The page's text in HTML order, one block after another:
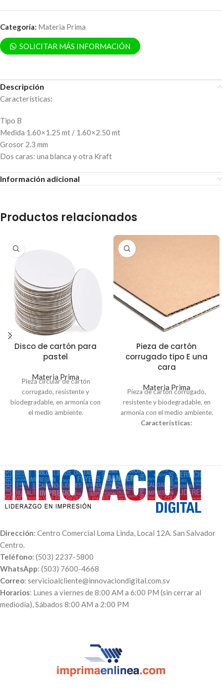
Categoría: Materia Prima
SOLICITAR MÁS INFORMACIÓN
Descripción
Características:
Tipo B
Medida 1.60×1.25 mt / 1.60×2.50 mt
Grosor 2.3 mm
Dos caras: una blanca y otra Kraft
Información adicional
Productos relacionados
Disco de cartón para
pastel
Materia Prima
Pieza circular de cartón
corrugado, resistente y
biodegradable, en armonía con
el medio ambiente.
diámetro
Pieza de cartón
corrugado tipo E una
cara
Materia Prima
Pieza de cartón corrugado,
resistente y biodegradable, en
armonía con el medio ambiente.
Características:
Grosor 2.3 mm
Dos caras, una blanca y otra
kraft
Dirección: Centro Comercial Loma Linda, Local 12A. San Salvador
Centro.
Teléfono: (503) 2237-5800
WhatsApp: (503) 7600-4668
Correo: servicioalcliente@innovaciondigital.com.sv
Horarios: Lunes a viernes de 8:00 AM a 6:00 PM (sin cerrar al
mediodía), Sábados 8:00 AM a 2:00 PM